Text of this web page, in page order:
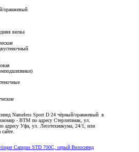
оранжевый
вилка
Nameless Sport D 24 чёрный/оранжевый в
- ВТМ по адресу Стерлитамак, ул.
адресу Уфа, ул. Лесотехникума, 24/1, или
Велосипед